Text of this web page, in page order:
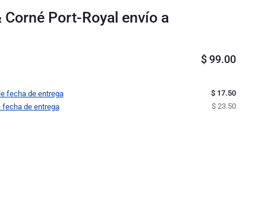
Port-Royal envío a
$ 99.00
fecha de entrega
$ 17.50
fecha de entrega $ 23.50